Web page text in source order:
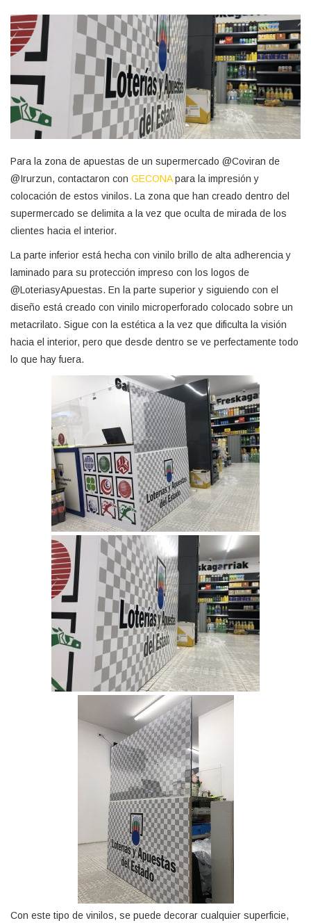
Para la zona de apuestas de un supermercado @Coviran de
@Irurzun, contactaron con GECONApara la impresión y
colocación de estos vinilos. La zona que han creado dentro del
supermercado se delimita a la vez que oculta de mirada de los
clientes hacia el interior.
La parte inferior está hecha con vinilo brillo de alta adherencia y
laminado para su protección impreso con los logos de
@LoteriasyApuestas. En la parte superior y siguiendo con el
diseño está creado con vinilo microperforado colocado sobre un
metacrilato. Sigue con la estética a la vez que dificulta la visión
hacia el interior, pero que desde dentro se ve perfectamente todo
lo que hay fuera.
Con este tipo de vinilos, se puede decorar cualquier superficie,